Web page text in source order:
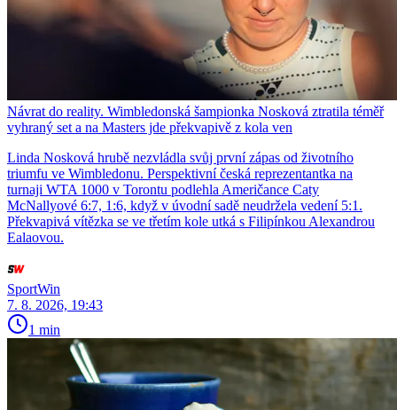
Návrat do reality. Wimbledonská šampionka Nosková ztratila téměř
vyhraný set a na Masters jde překvapivě z kola ven
Linda Nosková hrubě nezvládla svůj první zápas od životního
triumfu ve Wimbledonu. Perspektivní česká reprezentantka na
turnaji WTA 1000 v Torontu podlehla Američance Caty
McNallyové 6:7, 1:6, když v úvodní sadě neudržela vedení 5:1.
Překvapivá vítězka se ve třetím kole utká s Filipínkou Alexandrou
Ealaovou.
SportWin
7. 8. 2026, 19:43
1 min